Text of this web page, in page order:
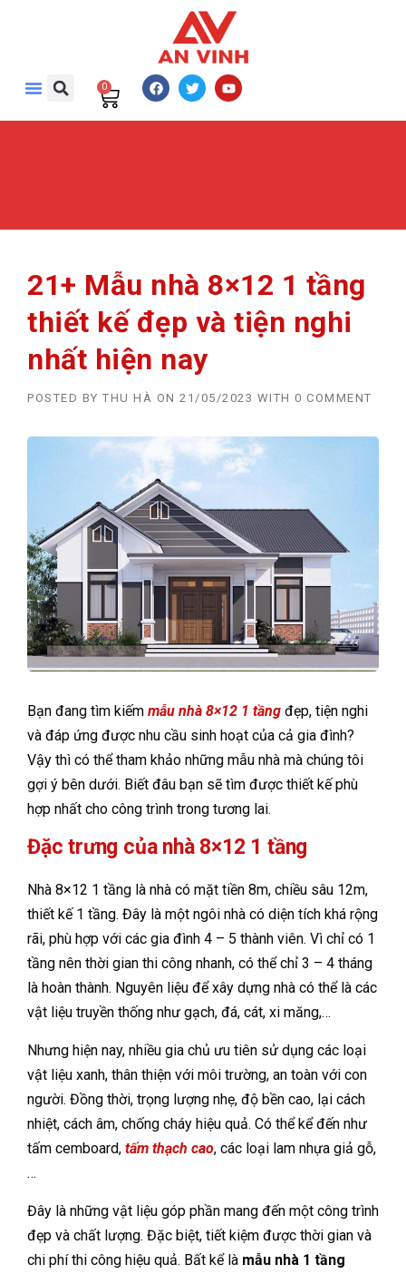
0
21+ Mẫu nhà 8×12 1 tầng
thiết kế đẹp và tiện nghi
nhất hiện nay
POSTED BY THU HÀ ON 21/05/2023 WITH 0 COMMENT
Bạn đang tìm kiếm mẫu nhà 8×12 1 tầng đẹp, tiện nghi
và đáp ứng được nhu cầu sinh hoạt của cả gia đình?
Vậy thì có thể tham khảo những mẫu nhà mà chúng tôi
gợi ý bên dưới. Biết đâu bạn sẽ tìm được thiết kế phù
hợp nhất cho công trình trong tương lai.
Đặc trưng của nhà 8×12 1 tầng
Nhà 8×12 1 tầng là nhà có mặt tiền 8m, chiều sâu 12m,
thiết kế 1 tầng. Đây là một ngôi nhà có diện tích khá rộng
rãi, phù hợp với các gia đình 4 – 5 thành viên. Vì chỉ có 1
tầng nên thời gian thi công nhanh, có thể chỉ 3 – 4 tháng
là hoàn thành. Nguyên liệu để xây dựng nhà có thể là các
vật liệu truyền thống như gạch, đá, cát, xi măng,…
Nhưng hiện nay, nhiều gia chủ ưu tiên sử dụng các loại
vật liệu xanh, thân thiện với môi trường, an toàn với con
người. Đồng thời, trọng lượng nhẹ, độ bền cao, lại cách
nhiệt, cách âm, chống cháy hiệu quả. Có thể kể đến như
tấm cemboard, tấm thạch cao, các loại lam nhựa giả gỗ,
…
Đây là những vật liệu góp phần mang đến một công trình
đẹp và chất lượng. Đặc biệt, tiết kiệm được thời gian và
chi phí thi công hiệu quả. Bất kể là mẫu nhà 1 tầng